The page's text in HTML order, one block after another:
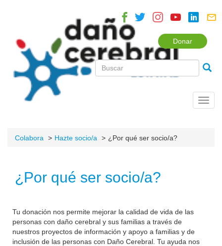
Donar
Colabora Hazte socio/a ¿Por qué ser socio/a?
¿Por qué ser socio/a?
Tu donación nos permite mejorar la calidad de vida de las
personas con daño cerebral y sus familias a través de
nuestros proyectos de información y apoyo a familias y de
inclusión de las personas con Daño Cerebral. Tu ayuda nos